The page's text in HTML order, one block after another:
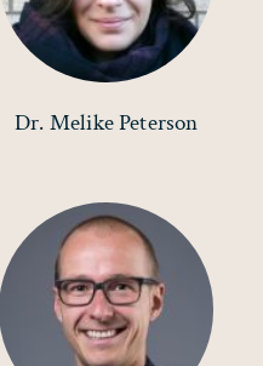
Dr. Melike Peterson